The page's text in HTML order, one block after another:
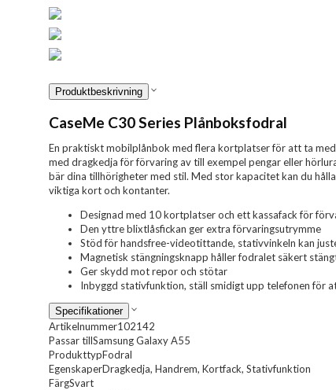
Produktbeskrivning
CaseMe C30 Series Plånboksfodral
En praktiskt mobilplånbok med flera kortplatser för att ta
med dragkedja för förvaring av till exempel pengar eller
bär dina tillhörigheter med stil. Med stor kapacitet kan du
viktiga kort och kontanter.
Designad med 10 kortplatser och ett kassafack för
Den yttre blixtlåsfickan ger extra förvaringsutrymme
Stöd för handsfree-videotittande, stativvinkeln kan
Magnetisk stängningsknapp håller fodralet säkert
Ger skydd mot repor och stötar
Inbyggd stativfunktion, ställ smidigt upp telefonen för
Specifikationer
Artikelnummer102142
Passar tillSamsung Galaxy A55
ProdukttypFodral
EgenskaperDragkedja, Handrem, Kortfack, Stativfunktion
FärgSvart